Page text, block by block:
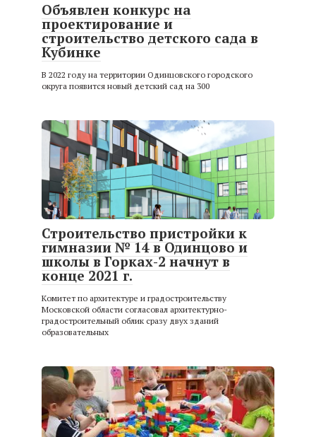
Объявлен конкурс на
проектирование и
строительство детского сада в
Кубинке
В 2022 году на территории Одинцовского городского
округа появится новый детский сад на 300
Строительство пристройки к
гимназии № 14 в Одинцово и
школы в Горках-2 начнут в
конце 2021 г.
Комитет по архитектуре и градостроительству
Московской области согласовал архитектурно-
градостроительный облик сразу двух зданий
образовательных